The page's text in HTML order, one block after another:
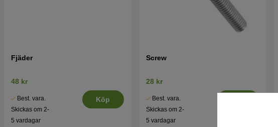
Fjäder
48 kr
Best. vara.
Skickas om 2-
5 vardagar
Köp
Screw
28 kr
Best. vara.
Skickas om 2-
5 vardagar